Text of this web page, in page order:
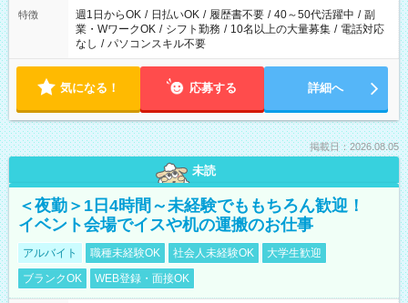
特徴 週1日からOK / 日払いOK / 履歴書不要 / 40～50代活躍中 / 副
業・WワークOK / シフト勤務 / 10名以上の大量募集 / 電話対応
なし / パソコンスキル不要
気になる！ 応募する 詳細へ
掲載日：2026.08.05
未読
＜夜勤＞1日4時間～未経験でももちろん歓迎！
イベント会場でイスや机の運搬のお仕事
アルバイト 職種未経験OK 社会人未経験OK
大学生歓迎
ブランクOK
WEB登録・面接OK